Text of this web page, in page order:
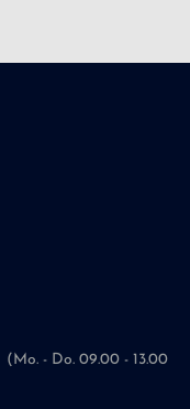
(Mo. - Do. 09.00 - 13.00